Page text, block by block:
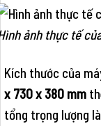
ảnh thực tế
Kích thước của
x 730 x 380 mm
tổng trọng lượng là